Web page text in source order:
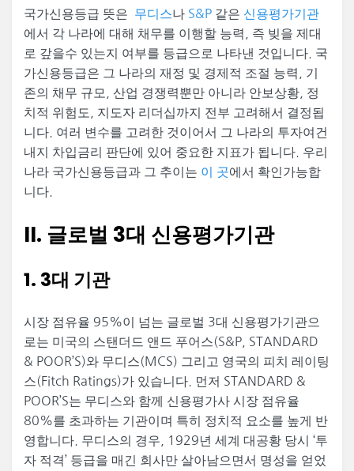
국가신용등급 뜻은 무디스나 S&P 같은 신용평가기관
에서 각 나라에 대해 채무를 이행할 능력, 즉 빚을 제대
로 갚을수 있는지 여부를 등급으로 나타낸 것입니다. 국
가신용등급은 그 나라의 재정 및 경제적 조절 능력, 기
존의 채무 규모, 산업 경쟁력뿐만 아니라 안보상황, 정
치적 위험도, 지도자 리더십까지 전부 고려해서 결정됩
니다. 여러 변수를 고려한 것이어서 그 나라의 투자여건
내지 차입금리 판단에 있어 중요한 지표가 됩니다. 우리
나라 국가신용등급과 그 추이는 이 곳에서 확인가능합
니다.
II. 글로벌 3대 신용평가기관
1. 3대 기관
시장 점유율 95%이 넘는 글로벌 3대 신용평가기관으
로는 미국의 스탠더드 앤드 푸어스(S&P, STANDARD
& POOR’S)와 무디스(MCS) 그리고 영국의 피치 레이팅
스(Fitch Ratings)가 있습니다. 먼저 STANDARD &
POOR’S는 무디스와 함께 신용평가사 시장 점유율
80%를 초과하는 기관이며 특히 정치적 요소를 높게 반
영합니다. 무디스의 경우, 1929년 세계 대공황 당시 ‘투
자 적격’ 등급을 매긴 회사만 살아남으면서 명성을 얻었